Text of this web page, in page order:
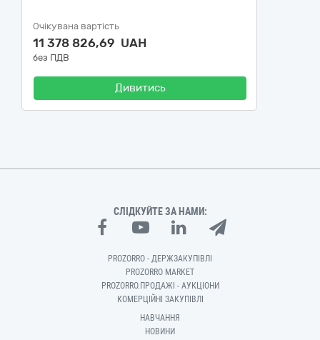
Очікувана вартість
11 378 826,69 UAH
без ПДВ
Дивитись
СЛІДКУЙТЕ ЗА НАМИ:
PROZORRO - ДЕРЖЗАКУПІВЛІ
PROZORRO MARKET
PROZORRO.ПРОДАЖІ - АУКЦІОНИ
КОМЕРЦІЙНІ ЗАКУПІВЛІ
НАВЧАННЯ
НОВИНИ